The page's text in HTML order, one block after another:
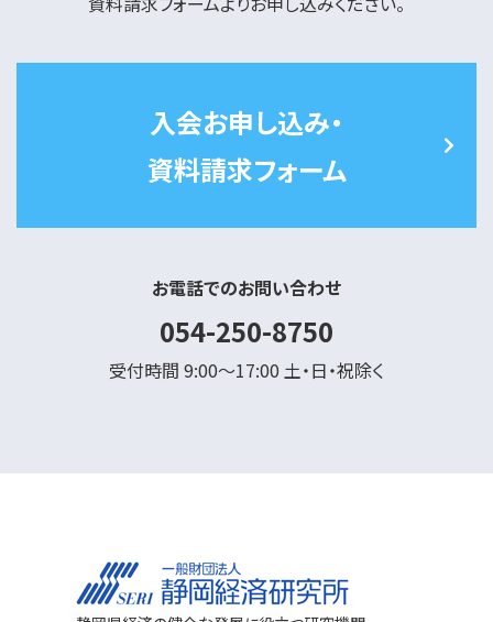
入会お申し込み・
資料請求フォーム
お電話でのお問い合わせ
054-250-8750
受付時間 9:00～17:00 土・日・祝除く